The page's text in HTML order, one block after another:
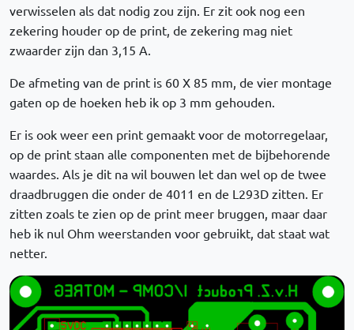
verwisselen als dat nodig zou zijn. Er zit ook nog een
zekering houder op de print, de zekering mag niet
zwaarder zijn dan 3,15 A.
De afmeting van de print is 60 X 85 mm, de vier montage
gaten op de hoeken heb ik op 3 mm gehouden.
Er is ook weer een print gemaakt voor de motorregelaar,
op de print staan alle componenten met de bijbehorende
waardes. Als je dit na wil bouwen let dan wel op de twee
draadbruggen die onder de 4011 en de L293D zitten. Er
zitten zoals te zien op de print meer bruggen, maar daar
heb ik nul Ohm weerstanden voor gebruikt, dat staat wat
netter.